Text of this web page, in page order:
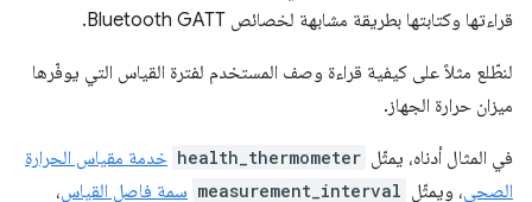
قراءتها وكتابتها بطريقة مشابهة لخصائص Bluetooth GATT.
لنطّلع مثلاً على كيفية قراءة وصف المستخدم لفترة القياس التي يوفّرها
ميزان حرارة الجهاز.
في المثال أدناه، يمثّل health_thermometer خدمة مقياس الحرارة
الصحي، ويمثّل measurement_interval سمة فاصل القياس،